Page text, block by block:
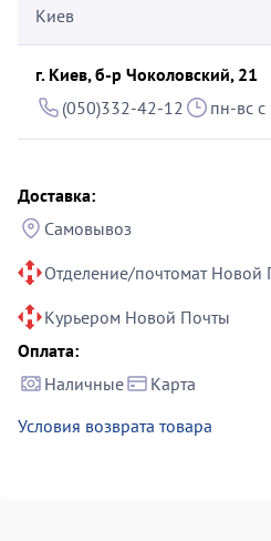
Киев
г. Киев, б-р Чоколовский, 21
(050)332-42-12
пн-вс
Доставка:
Самовывоз
Отделение/почтомат Новой
Курьером Новой Почты
Оплата:
Наличные
Карта
Условия возврата товара